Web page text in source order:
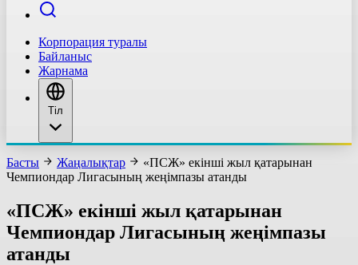
Корпорация туралы
Байланыс
Жарнама
Тіл
Басты Жаңалықтар
«ПСЖ» екінші жыл қатарынан
Чемпиондар Лигасының жеңімпазы атанды
«ПСЖ» екінші жыл қатарынан
Чемпиондар Лигасының жеңімпазы
атанды